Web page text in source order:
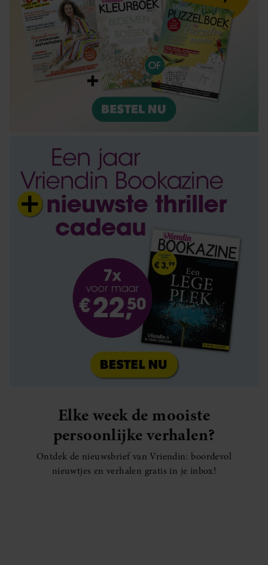
Elke week de mooiste
persoonlijke verhalen?
Ontdek de nieuwsbrief van Vriendin: boordevol
nieuwtjes en verhalen gratis in je inbox!